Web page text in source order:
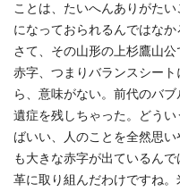
ことは、たいへんありがた
になっておられるんではなか
さて、その山形の上杉鷹山
赤字、つまりバランスシー
ら、意味がない。前代のバ
遺症を残しちゃった。どう
ばいい、人のことを全然思
も大きな赤字が出ているん
革に取り組んだわけですね